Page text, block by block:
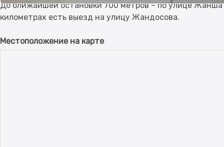
До ближайшей остановки 700 метров – по улице
Местоположение на карте